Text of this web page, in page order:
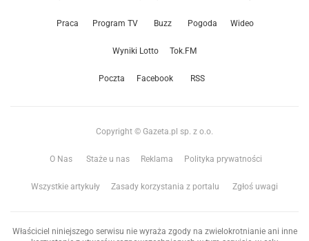
Praca Program TV Buzz Pogoda Wideo
Wyniki Lotto Tok.FM
Poczta Facebook RSS
Copyright © Gazeta.pl sp. z o.o.
O Nas Staże u nas Reklama Polityka prywatności
Wszystkie artykuły Zasady korzystania z portalu Zgłoś uwagi
Właściciel niniejszego serwisu nie wyraża zgody na zwielokrotnianie ani inne